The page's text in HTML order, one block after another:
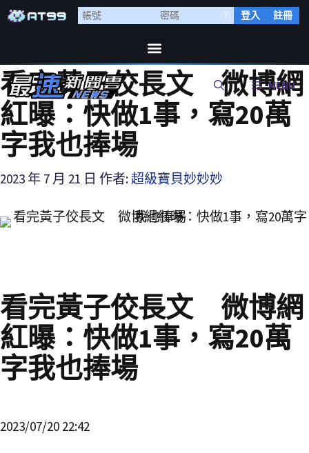
登入 註冊
MENU
看完黃子佼長文 微博網
紅曝：快做1事，寫20萬
字我也捧場
2023 年 7 月 21 日 作者: 超級寶貝妙妙妙
看完黃子佼長文 微博網
紅曝：快做1事，寫20萬
字我也捧場
2023/07/20 22:42